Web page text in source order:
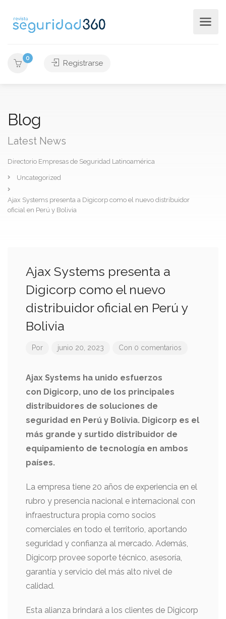
0
Registrarse
Blog
Latest News
Directorio Empresas de Seguridad Latinoamérica
Uncategorized
Ajax Systems presenta a Digicorp como el nuevo distribuidor
oficial en Perú y Bolivia
Ajax Systems presenta a
Digicorp como el nuevo
distribuidor oficial en Perú y
Bolivia
Por junio 20, 2023 Con 0 comentarios
Ajax Systems ha unido esfuerzos
con Digicorp, uno de los principales
distribuidores de soluciones de
seguridad en Perú y Bolivia. Digicorp es el
más grande y surtido distribuidor de
equipamiento de tecnología en ambos
países.
La empresa tiene 20 años de experiencia en el
rubro y presencia nacional e internacional con
infraestructura propia como socios
comerciales en todo el territorio, aportando
seguridad y confianza al mercado. Además,
Digicorp provee soporte técnico, asesoría,
garantía y servicio del más alto nivel de
calidad.
Esta alianza brindará a los clientes de Digicorp